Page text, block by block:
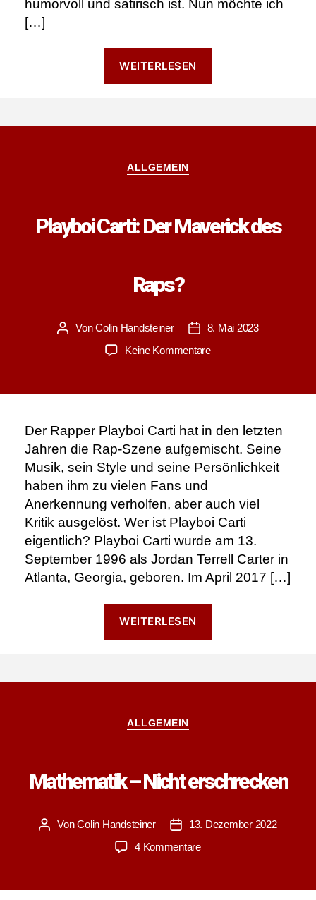
humorvoll und satirisch ist. Nun möchte ich
[…]
WEITERLESEN
Kategorien
ALLGEMEIN
Playboi Carti: Der Maverick des
Raps?
Beitragsautor
VonColin Handsteiner Veröffentlichungsdatum
8. Mai 2023
Keine Kommentarezu
Der
des
Raps?
Der Rapper Playboi Carti hat in den letzten
Jahren die Rap-Szene aufgemischt. Seine
Musik, sein Style und seine Persönlichkeit
haben ihm zu vielen Fans und
Anerkennung verholfen, aber auch viel
Kritik ausgelöst. Wer ist Playboi Carti
eigentlich? Playboi Carti wurde am 13.
September 1996 als Jordan Terrell Carter in
Atlanta, Georgia, geboren. Im April 2017 […]
WEITERLESEN
Kategorien
ALLGEMEIN
Mathematik – Nicht erschrecken
Beitragsautor
VonColin Handsteiner Veröffentlichungsdatum
13. Dezember 2022
4 Kommentarezu
Nicht